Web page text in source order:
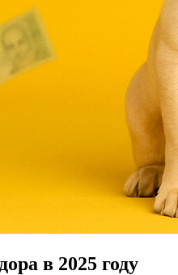
в 2025 году